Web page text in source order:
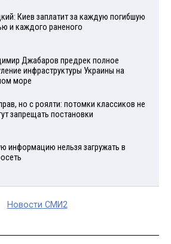
Киев заплатит за каждую погибшую
и каждого раненого
Джабаров предрек полное
инфраструктуры Украины на
море
но с роялти: потомки классиков не
запрещать постановки
информацию нельзя загружать в
Новости СМИ2